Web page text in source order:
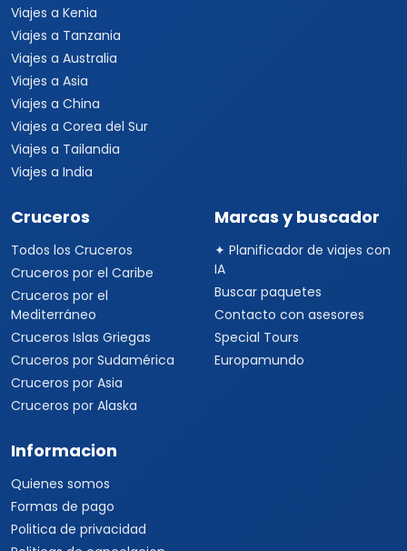
Viajes a Kenia
Viajes a Tanzania
Viajes a Australia
Viajes a Asia
Viajes a China
Viajes a Corea del Sur
Viajes a Tailandia
Viajes a India
Cruceros
Todos los Cruceros
Cruceros por el Caribe
Cruceros por el
Mediterráneo
Cruceros Islas Griegas
Cruceros por Sudamérica
Cruceros por Asia
Cruceros por Alaska
Marcas y buscador
✦ Planificador de viajes con
IA
Buscar paquetes
Contacto con asesores
Special Tours
Europamundo
Informacion
Quienes somos
Formas de pago
Politica de privacidad